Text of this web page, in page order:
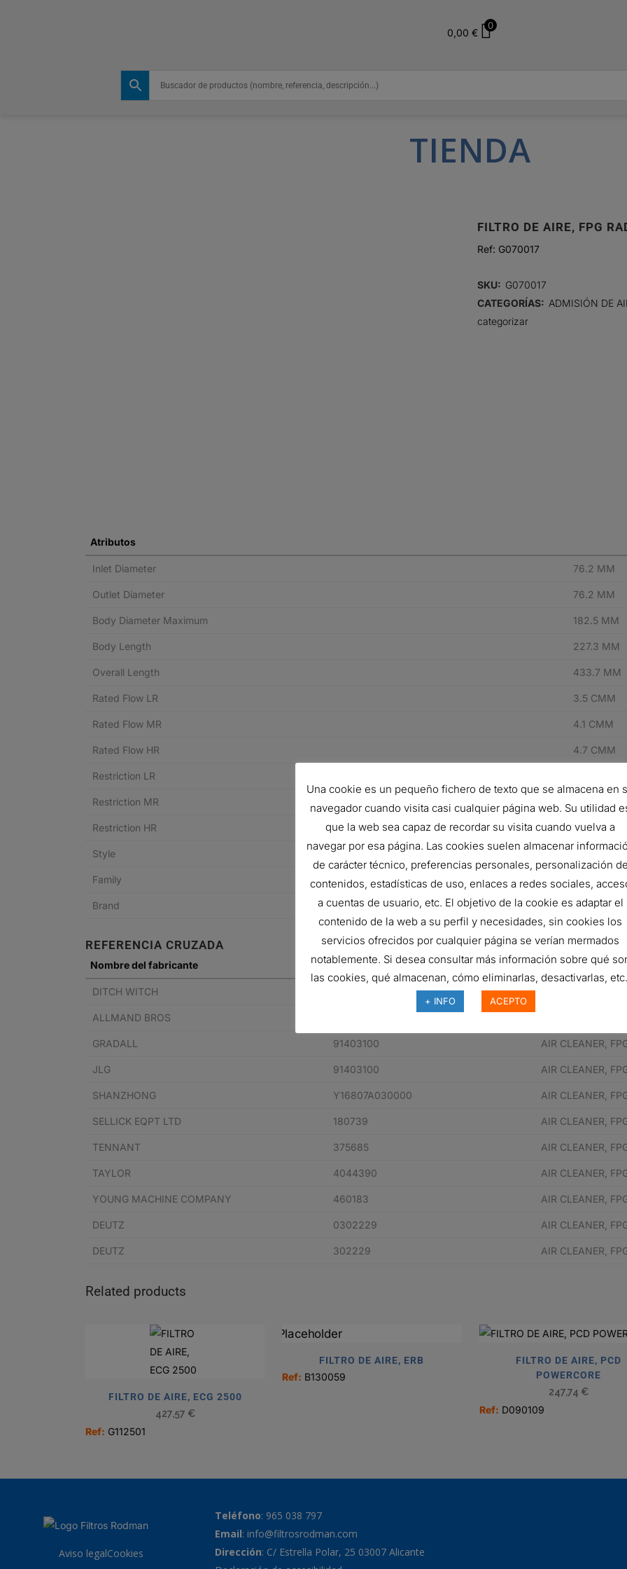
0,00 €
0
TIENDA
FILTRO DE AIRE, FPG
Ref: G070017
SKU: G070017
CATEGORÍAS: ADMISIÓN DE
categorizar
Atributos
Inlet Diameter 76.2 MM
Outlet Diameter 76.2 MM
Body Diameter Maximum 182.5 MM
Body Length 227.3 MM
Overall Length 433.7 MM
Rated Flow LR 3.5 CMM
Rated Flow MR 4.1 CMM
Rated Flow HR 4.7 CMM
Restriction LR
Restriction MR 203 MM
Restriction HR 254 MM
Style Radialseal
Family FPG
Brand RadialSeal™
REFERENCIA CRUZADA
Nombre del fabricante N° de pieza del fabricante Descripción
DITCH WITCH AIR CLEANER,
ALLMAND BROS AIR CLEANER,
GRADALL 91403100 AIR CLEANER,
JLG 91403100 AIR CLEANER,
SHANZHONG Y16807A030000 AIR CLEANER,
SELLICK EQPT LTD 180739 AIR CLEANER,
TENNANT 375685 AIR CLEANER,
TAYLOR 4044390 AIR CLEANER,
YOUNG MACHINE COMPANY 460183 AIR CLEANER,
DEUTZ 0302229 AIR CLEANER,
DEUTZ 302229 AIR CLEANER,
Related products
FILTRO DE AIRE, ECG 2500
427,57 €
Ref: G112501
FILTRO DE AIRE, ERB
Ref: B130059
FILTRO DE AIRE, PCD
POWERCORE
247,74 €
Ref: D090109
Aviso legalCookies
Teléfono: 965 038 797
Email: info@filtrosrodman.com
Dirección: C/ Estrella Polar, 25 03007 Alicante
Una cookie es un pequeño fichero de texto que se almacena en
navegador cuando visita casi cualquier página web. Su utilidad
que la web sea capaz de recordar su visita cuando vuelva a
navegar por esa página. Las cookies suelen almacenar
de carácter técnico, preferencias personales, personalización de
contenidos, estadísticas de uso, enlaces a redes sociales,
a cuentas de usuario, etc. El objetivo de la cookie es adaptar el
contenido de la web a su perfil y necesidades, sin cookies los
servicios ofrecidos por cualquier página se verían mermados
notablemente. Si desea consultar más información sobre qué
las cookies, qué almacenan, cómo eliminarlas, desactivarlas,
+ INFO ACEPTO